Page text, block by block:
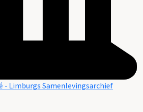
- Limburgs Samenlevingsarchief